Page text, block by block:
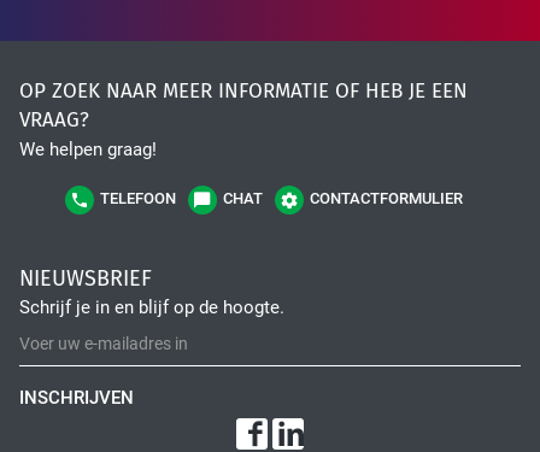
OP ZOEK NAAR MEER INFORMATIE OF HEB JE EEN
VRAAG?
We helpen graag!
TELEFOON CHAT CONTACTFORMULIER
NIEUWSBRIEF
Schrijf je in en blijf op de hoogte.
INSCHRIJVEN